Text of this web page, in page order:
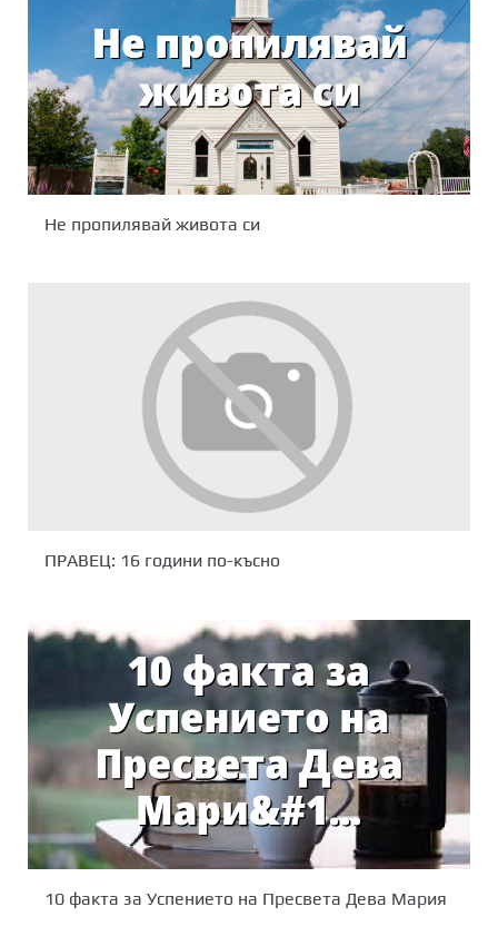
Не пропилявай живота си
ПРАВЕЦ: 16 години по-късно
10 факта за Успението на Пресвета Дева Мария